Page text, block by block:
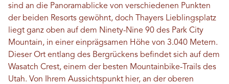
sind an die Panoramablicke von verschiedenen Punkten
der beiden Resorts gewöhnt, doch Thayers Lieblingsplatz
liegt ganz oben auf dem Ninety-Nine 90 des Park City
Mountain, in einer einprägsamen Höhe von 3.040 Metern.
Dieser Ort entlang des Bergrückens befindet sich auf dem
Wasatch Crest, einem der besten Mountainbike-Trails des
Utah. Von Ihrem Aussichtspunkt hier, an der oberen